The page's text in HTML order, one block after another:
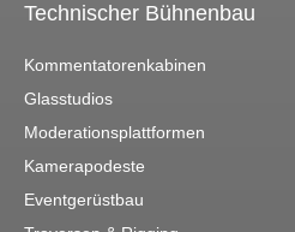
Technischer Bühnenbau
Kommentatorenkabinen
Glasstudios
Moderationsplattformen
Kamerapodeste
Eventgerüstbau